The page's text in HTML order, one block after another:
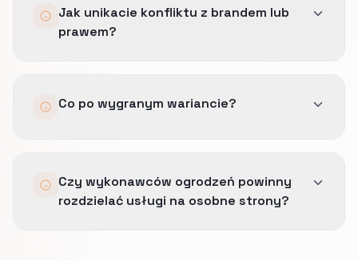
dokumentujemy, czemu hipoteza nie zadziałała.
Jak unikacie konfliktu z brandem lub
prawem?
zatwierdzone bloki co reklamy i SEO.
Co po wygranym wariancie?
wdrażamy jako domyślny standard, żeby efekt
został.
Czy wykonawców ogrodzeń powinny
rozdzielać usługi na osobne strony?